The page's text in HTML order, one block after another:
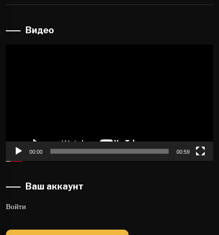
Видео
00:00 00:59
Ваш аккаунт
Войти